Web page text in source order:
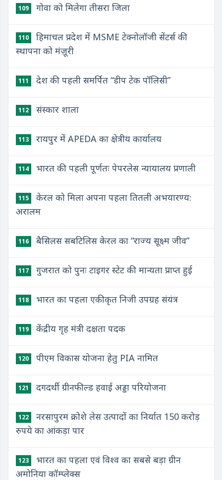
109 गोवा को मिलेगा तीसरा जिला
110
हिमाचल प्रदेश में MSME टेक्नोलॉजी सेंटर्स की
स्थापना को मंज़ूरी
111 देश की पहली समर्पित “डीप टेक पॉलिसी”
112 संस्कार शाला
113 रायपुर में APEDA का क्षेत्रीय कार्यालय
114 भारत की पहली पूर्णतः पेपरलेस न्यायालय प्रणाली
115
केरल को मिला अपना पहला तितली अभयारण्य:
अरालम
116 बैसिलस सबटिलिस केरल का “राज्य सूक्ष्म जीव”
117 गुजरात को पुनः टाइगर स्टेट की मान्यता प्राप्त हुई
118 भारत का पहला एकीकृत निजी उपग्रह संयंत्र
119 केंद्रीय गृह मंत्री दक्षता पदक
120 पीएम विकास योजना हेतु PIA नामित
121 दगदर्थी ग्रीनफील्ड हवाई अड्डा परियोजना
122
नरसापुरम क्रोशे लेस उत्पादों का निर्यात 150 करोड़
रुपये का आंकड़ा पार
123
भारत का पहला एवं विश्व का सबसे बड़ा ग्रीन
अमोनिया कॉम्प्लेक्स